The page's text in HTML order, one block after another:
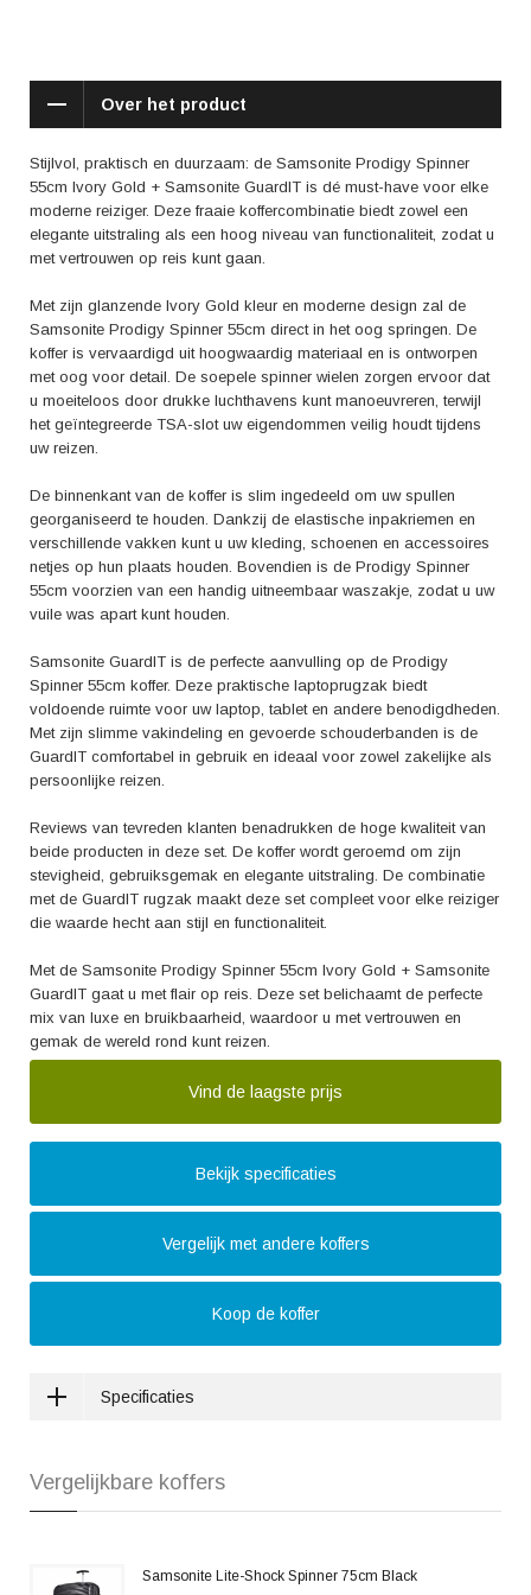
Reviews van tevreden klanten benadrukken de hoge kwaliteit van beide
gebruiksgemak en elegante uitstraling. De combinatie met de GuardIT
rugzak maakt deze set compleet voor elke reiziger die waarde hecht
aan stijl en functionaliteit.
Met de Samsonite Prodigy Spinner 55cm Ivory Gold + Samsonite
van luxe en bruikbaarheid, waardoor u met vertrouwen en gemak de
wereld rond kunt reizen.
Over het product
Stijlvol, praktisch en duurzaam: de Samsonite Prodigy Spinner
55cm Ivory Gold + Samsonite GuardIT is dé must-have voor elke
moderne reiziger. Deze fraaie koffercombinatie biedt zowel een
elegante uitstraling als een hoog niveau van functionaliteit, zodat u
met vertrouwen op reis kunt gaan.
Met zijn glanzende Ivory Gold kleur en moderne design zal de
Samsonite Prodigy Spinner 55cm direct in het oog springen. De
koffer is vervaardigd uit hoogwaardig materiaal en is ontworpen
met oog voor detail. De soepele spinner wielen zorgen ervoor dat
u moeiteloos door drukke luchthavens kunt manoeuvreren, terwijl
het geïntegreerde TSA-slot uw eigendommen veilig houdt tijdens
uw reizen.
De binnenkant van de koffer is slim ingedeeld om uw spullen
georganiseerd te houden. Dankzij de elastische inpakriemen en
verschillende vakken kunt u uw kleding, schoenen en accessoires
netjes op hun plaats houden. Bovendien is de Prodigy Spinner
55cm voorzien van een handig uitneembaar waszakje, zodat u uw
vuile was apart kunt houden.
Samsonite GuardIT is de perfecte aanvulling op de Prodigy
Spinner 55cm koffer. Deze praktische laptoprugzak biedt
voldoende ruimte voor uw laptop, tablet en andere benodigdheden.
Met zijn slimme vakindeling en gevoerde schouderbanden is de
GuardIT comfortabel in gebruik en ideaal voor zowel zakelijke als
persoonlijke reizen.
Reviews van tevreden klanten benadrukken de hoge kwaliteit van
beide producten in deze set. De koffer wordt geroemd om zijn
stevigheid, gebruiksgemak en elegante uitstraling. De combinatie
met de GuardIT rugzak maakt deze set compleet voor elke reiziger
die waarde hecht aan stijl en functionaliteit.
Met de Samsonite Prodigy Spinner 55cm Ivory Gold + Samsonite
GuardIT gaat u met flair op reis. Deze set belichaamt de perfecte
mix van luxe en bruikbaarheid, waardoor u met vertrouwen en
gemak de wereld rond kunt reizen.
Vind de laagste prijs
Bekijk specificaties
Vergelijk met andere koffers
Koop de koffer
Specificaties
Vergelijkbare koffers
Samsonite Lite-Shock Spinner 75cm Black